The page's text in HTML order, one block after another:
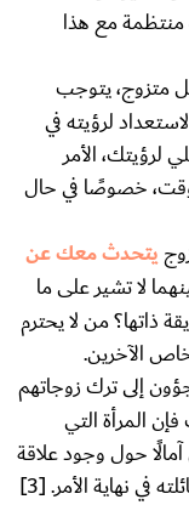
مع هذا
متزوج، يتوجب
لرؤيته في
لرؤيتك، الأمر
خصوصًا في حال
يتحدث معك عن
لا تشير على ما
ذاتها؟ من لا يحترم
الآخرين.
إلى ترك زوجاتهم
المرأة التي
حول وجود علاقة
في نهاية الأمر. [3]